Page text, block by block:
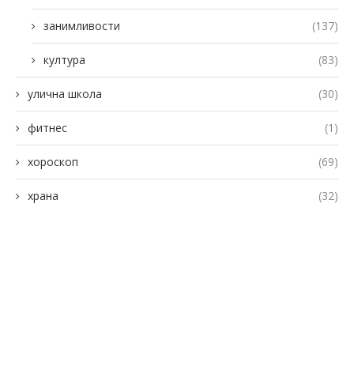
занимливости (137)
култура (83)
улична школа (30)
фитнес (1)
хороскоп (69)
храна (32)